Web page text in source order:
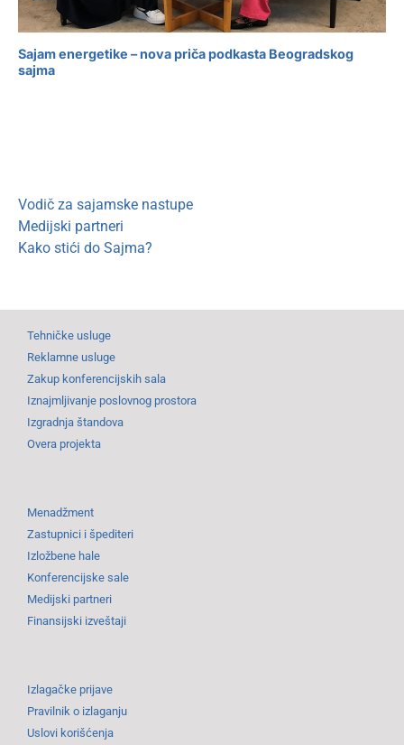
Sajam energetike – nova priča podkasta Beogradskog
sajma
Vodič za sajamske nastupe
Medijski partneri
Kako stići do Sajma?
Tehničke usluge
Reklamne usluge
Zakup konferencijskih sala
Iznajmljivanje poslovnog prostora
Izgradnja štandova
Overa projekta
Menadžment
Zastupnici i špediteri
Izložbene hale
Konferencijske sale
Medijski partneri
Finansijski izveštaji
Izlagačke prijave
Pravilnik o izlaganju
Uslovi korišćenja